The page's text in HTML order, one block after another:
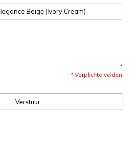
* Verplichte velden
Verstuur